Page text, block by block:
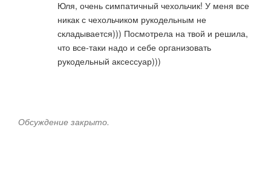
Юля, очень симпатичный чехольчик! У меня все
никак с чехольчиком рукодельным не
складывается))) Посмотрела на твой и решила,
что все-таки надо и себе организовать
рукодельный аксессуар)))
Обсуждение закрыто.